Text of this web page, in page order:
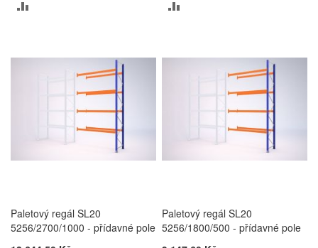
POROVNÁNÍ
POROVNÁNÍ
Paletový regál SL20
5256/2700/1000 - přídavné pole
Paletový regál SL20
5256/1800/500 - přídavné pole